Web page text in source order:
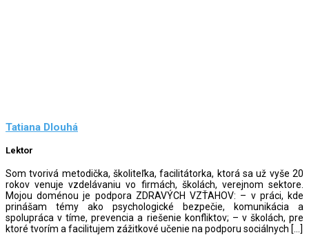
Tatiana Dlouhá
Lektor
Som tvorivá metodička, školiteľka, facilitátorka, ktorá sa už vyše 20
rokov venuje vzdelávaniu vo firmách, školách, verejnom sektore.
Mojou doménou je podpora ZDRAVÝCH VZŤAHOV: – v práci, kde
prinášam témy ako psychologické bezpečie, komunikácia a
spolupráca v tíme, prevencia a riešenie konfliktov; – v školách, pre
ktoré tvorím a facilitujem zážitkové učenie na podporu sociálnych […]